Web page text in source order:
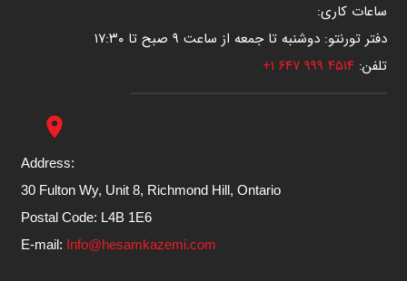
ساعات کاری:
دفتر تورنتو: دوشنبه تا جمعه از ساعت ۹ صبح تا ۱۷:۳۰
تلفن:۴۵۱۴ ۹۹۹ ۶۴۷ ۱+
place
Address:
30 Fulton Wy, Unit 8, Richmond Hill, Ontario
Postal Code: L4B 1E6
E-mail: Info@hesamkazemi.com